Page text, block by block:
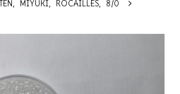
, MIYUKI, ROCAILLES,
8/0